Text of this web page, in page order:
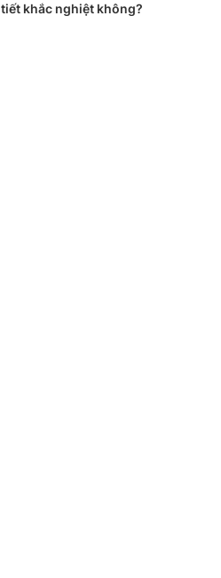
tiết khắc nghiệt không?